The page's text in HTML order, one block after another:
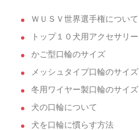
ＷＵＳＶ世界選手権について
トップ１０犬用アクセサリー
かご型口輪のサイズ
メッシュタイプ口輪のサイズ
冬用ワイヤー製口輪のサイズ
犬の口輪について
犬を口輪に慣らす方法